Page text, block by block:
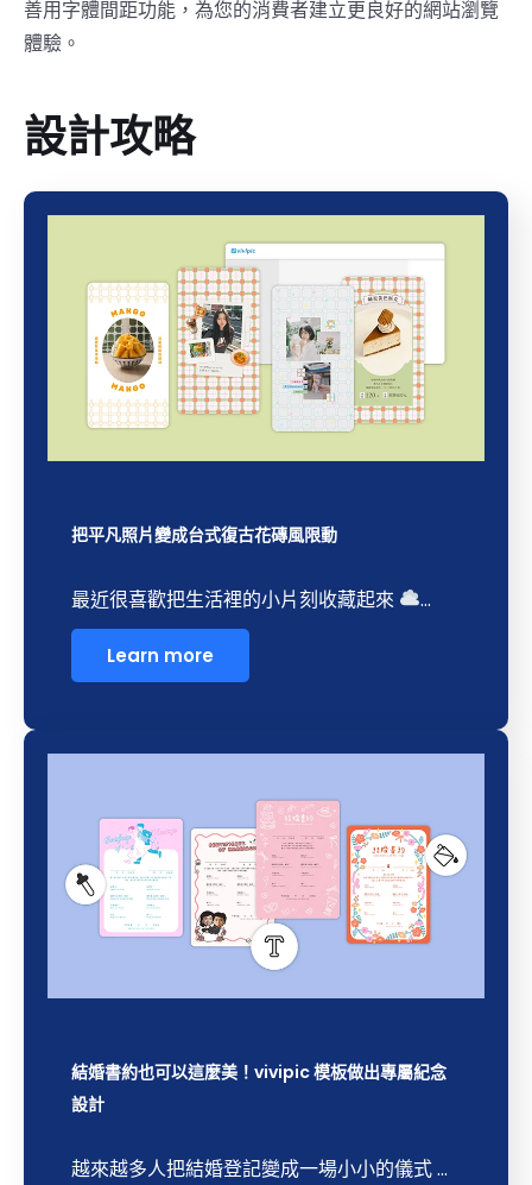
善用字體間距功能，為您的消費者建立更良好的網站瀏覽
體驗。
設計攻略
把平凡照片變成台式復古花磚風限動
最近很喜歡把生活裡的小片刻收藏起來 ...
Learn more
結婚書約也可以這麼美！vivipic 模板做出專屬紀念
設計
越來越多人把結婚登記變成一場小小的儀式 ...